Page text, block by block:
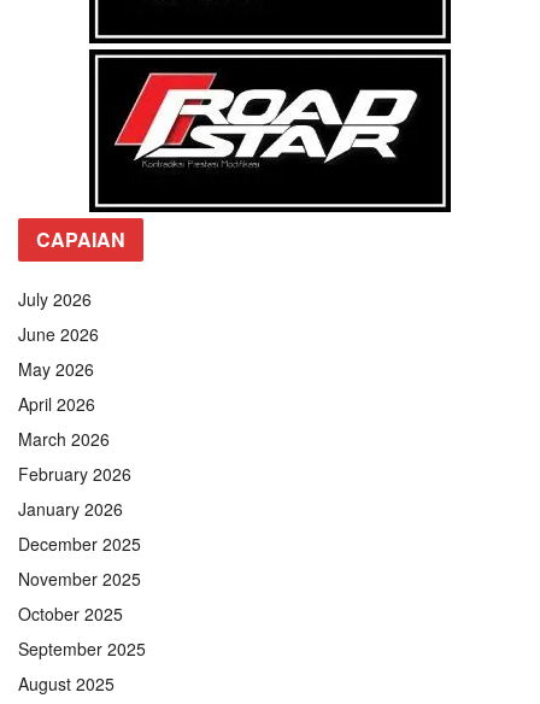
CAPAIAN
July 2026
June 2026
May 2026
April 2026
March 2026
February 2026
January 2026
December 2025
November 2025
October 2025
September 2025
August 2025